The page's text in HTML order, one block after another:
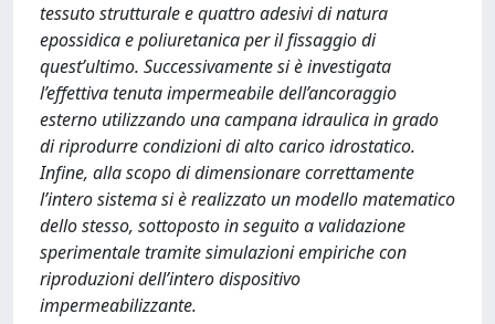
tessuto strutturale e quattro adesivi di natura
epossidica e poliuretanica per il fissaggio di
quest’ultimo. Successivamente si è investigata
l’effettiva tenuta impermeabile dell’ancoraggio
esterno utilizzando una campana idraulica in grado
di riprodurre condizioni di alto carico idrostatico.
Infine, alla scopo di dimensionare correttamente
l’intero sistema si è realizzato un modello matematico
dello stesso, sottoposto in seguito a validazione
sperimentale tramite simulazioni empiriche con
riproduzioni dell’intero dispositivo
impermeabilizzante.